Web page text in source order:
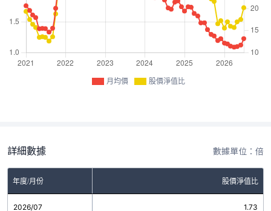
月均價 股價淨值比
詳細數據 數據單位：倍
年度/月份 股價淨值比
2026/07 1.73